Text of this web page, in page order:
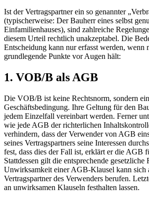
Ist der Vertragspartner ein so genannter
(typischerweise: Der Bauherr eines selbst
Einfamilienhauses), sind zahlreiche
diesem Urteil rechtlich unakzeptabel. Die
Entscheidung kann nur erfasst werden, wenn
grundlegende Punkte vor Augen hält:
1. VOB/B als AGB
Die VOB/B ist keine Rechtsnorm, sondern
Geschäftsbedingung. Ihre Geltung für den
jedem Einzelfall vereinbart werden. Ferner
wie jede AGB der richterlichen
verhindern, dass der Verwender von AGB
seines Vertragspartners seine Interessen
fest, dass dies der Fall ist, erklärt er die AGB
Stattdessen gilt die entsprechende
Unwirksamkeit einer AGB-Klausel kann sich
Vertragspartner des Verwenders berufen.
an unwirksamen Klauseln festhalten lassen.